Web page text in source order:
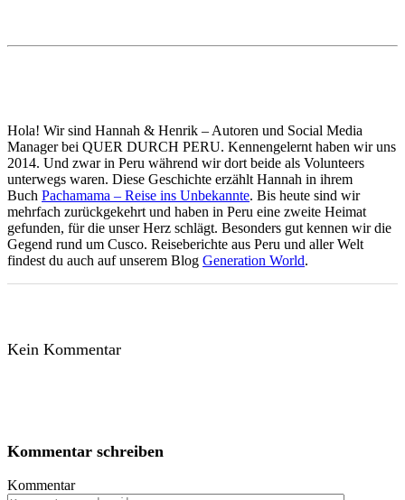
Hola! Wir sind Hannah & Henrik – Autoren und Social Media
Manager bei QUER DURCH PERU. Kennengelernt haben wir uns
2014. Und zwar in Peru während wir dort beide als Volunteers
unterwegs waren. Diese Geschichte erzählt Hannah in ihrem
Buch Pachamama – Reise ins Unbekannte. Bis heute sind wir
mehrfach zurückgekehrt und haben in Peru eine zweite Heimat
gefunden, für die unser Herz schlägt. Besonders gut kennen wir die
Gegend rund um Cusco. Reiseberichte aus Peru und aller Welt
findest du auch auf unserem Blog Generation World.
Kein Kommentar
Kommentar schreiben
Kommentar